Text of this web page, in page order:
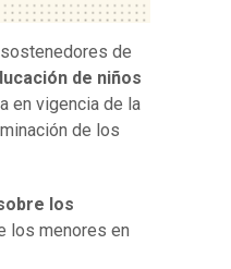
de
de niños
en vigencia de la
de los
los
los menores en